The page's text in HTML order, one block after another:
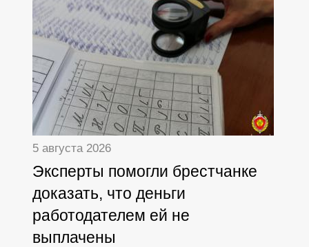
5 августа 2026
Эксперты помогли брестчанке
доказать, что деньги
работодателем ей не
выплачены